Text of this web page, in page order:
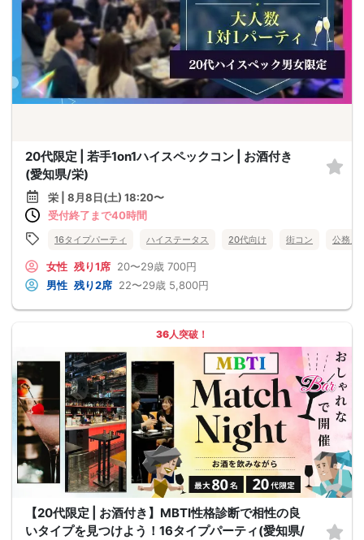
20代限定 | 若手1on1ハイスペックコン | お酒付き
(愛知県/栄)
栄 | 8月8日(土) 18:20〜
受付終了まで40時間
16タイプパーティ ハイステータス 20代向け 街コン 公務員
女性 残り1席 20〜29歳 700円
男性 残り2席 22〜29歳 5,800円
36人突破！
【20代限定 | お酒付き】MBTI性格診断で相性の良
いタイプを見つけよう！16タイプパーティ(愛知県/